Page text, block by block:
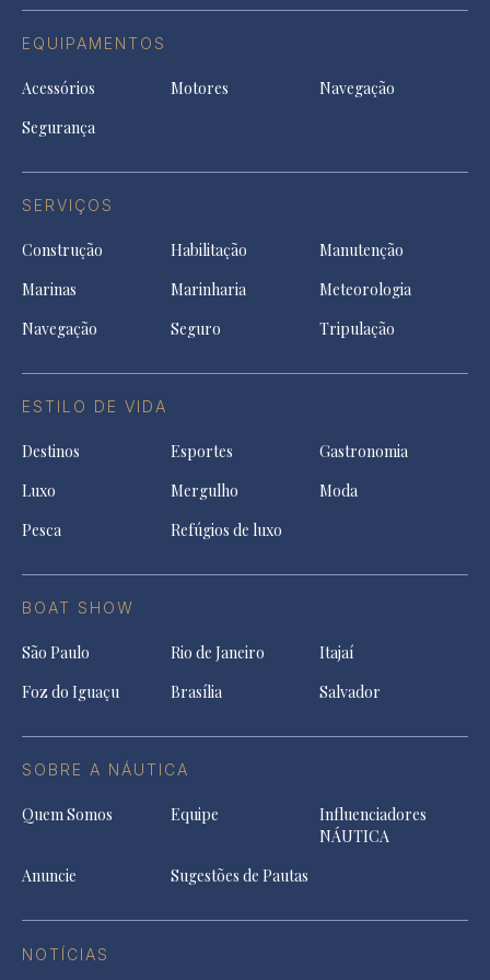
EQUIPAMENTOS
Acessórios Motores
Navegação
Segurança
SERVIÇOS
Construção Habilitação
Manutenção
Marinas
Marinharia
Meteorologia
Navegação
Seguro Tripulação
ESTILO DE VIDA
Destinos Esportes
Gastronomia
Luxo
Mergulho
Moda
Pesca
Refúgios de luxo
BOAT SHOW
São Paulo Rio de Janeiro
Itajaí
Foz do Iguaçu
Brasília Salvador
SOBRE A NÁUTICA
Quem Somos Equipe
Influenciadores
NÁUTICA
Anuncie
Sugestões de Pautas
NOTÍCIAS